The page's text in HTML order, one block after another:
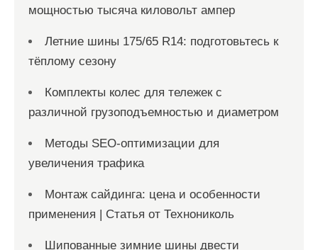
мощностью тысяча киловольт ампер
Летние шины 175/65 R14: подготовьтесь к
тёплому сезону
Комплекты колес для тележек с
различной грузоподъемностью и диаметром
Методы SEO-оптимизации для
увеличения трафика
Монтаж сайдинга: цена и особенности
применения | Статья от Технониколь
Шипованные зимние шины двести